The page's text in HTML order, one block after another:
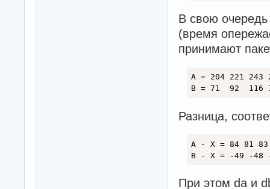
В свою
(время
принимают
A = 204 221 243
B = 71  92  116
Разница,
A - X = 84 81
B - X = -49 -48
При этом da и